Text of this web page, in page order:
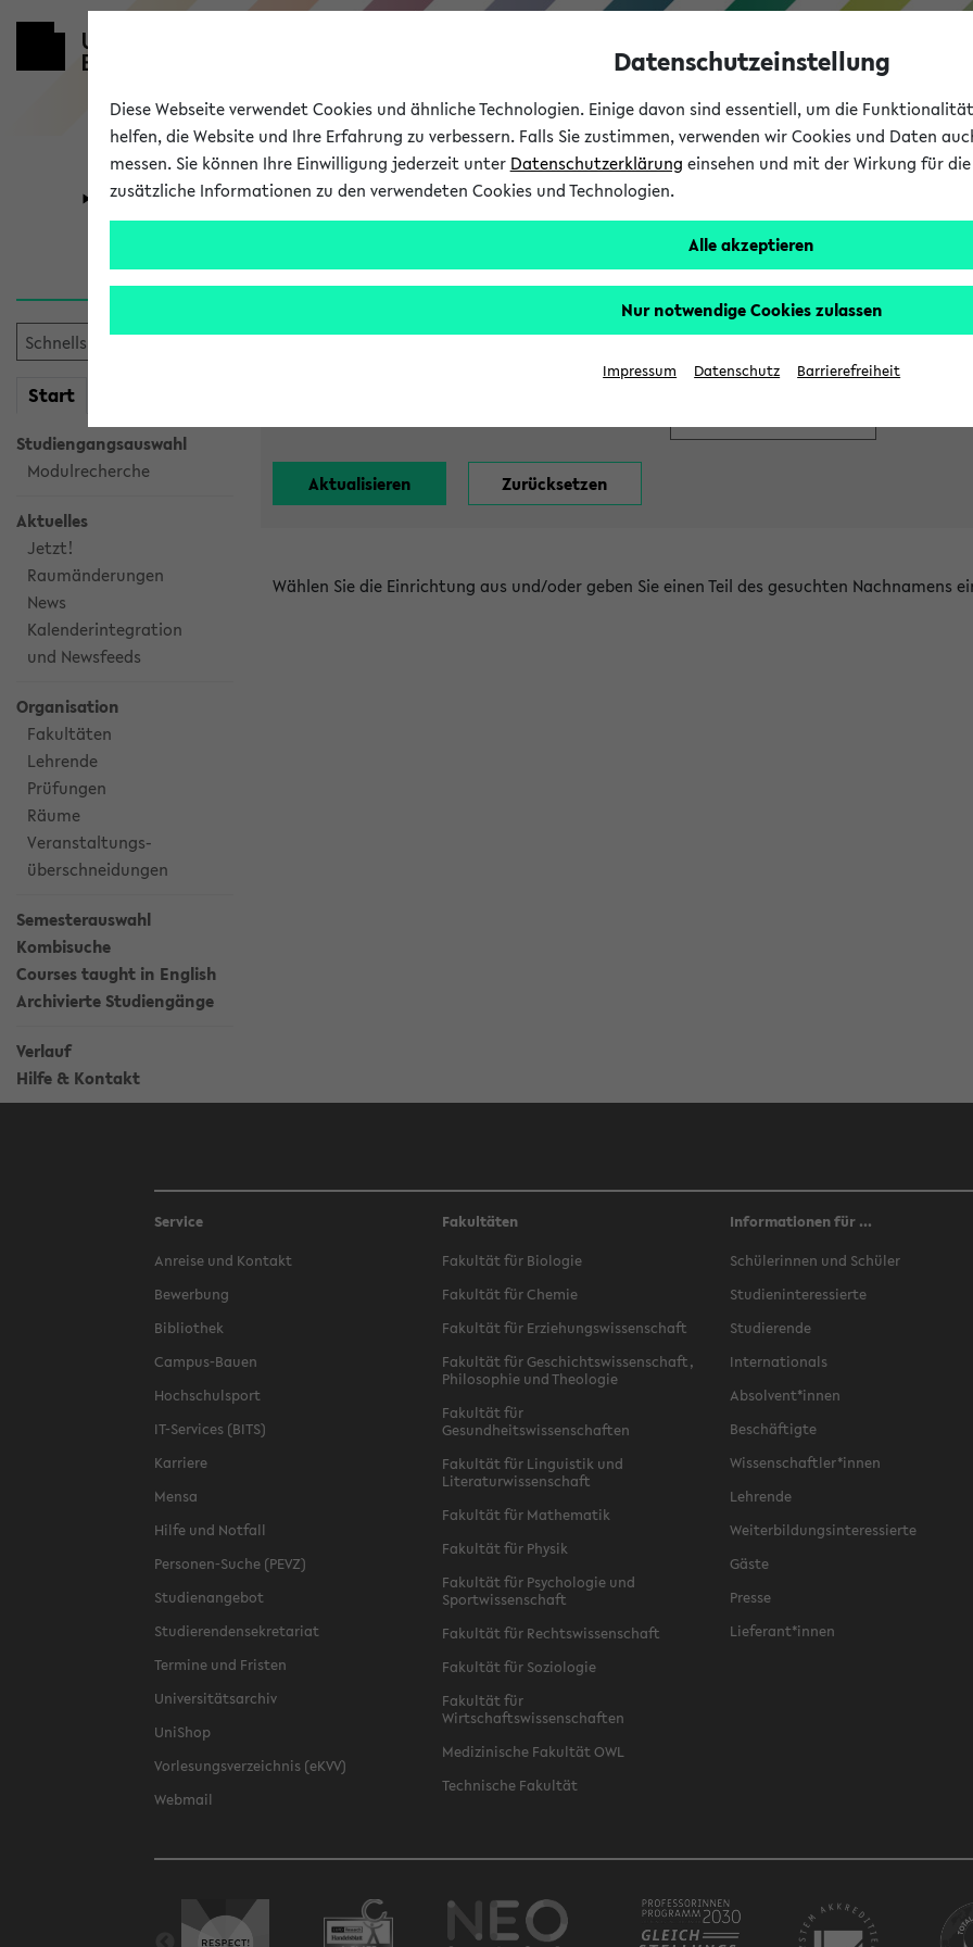
Universität Forschung Studium
Start
Studiengangsauswahl
Modulrecherche
Aktuelles
Jetzt!
Raumänderungen
News
Kalenderintegration
und Newsfeeds
Organisation
Fakultäten
Lehrende
Prüfungen
Räume
Veranstaltungs-
überschneidungen
Semesterauswahl
Kombisuche
Courses taught in English
Archivierte Studiengänge
Verlauf
Hilfe & Kontakt
Alle Lehrenden
Wählen Sie die Einrichtung aus und/oder geben Sie einen Teil des gesuchten Nachnamens
Service
Anreise und Kontakt
Bewerbung
Bibliothek
Campus-Bauen
Hochschulsport
IT-Services (BITS)
Karriere
Mensa
Hilfe und Notfall
Personen-Suche (PEVZ)
Studienangebot
Studierendensekretariat
Termine und Fristen
Universitätsarchiv
UniShop
Vorlesungsverzeichnis (eKVV)
Webmail
Fakultäten
Fakultät für Biologie
Fakultät für Chemie
Fakultät für Erziehungswissenschaft
Fakultät für Geschichtswissenschaft,
Philosophie und Theologie
Fakultät für
Gesundheitswissenschaften
Fakultät für Linguistik und
Literaturwissenschaft
Fakultät für Mathematik
Fakultät für Physik
Fakultät für Psychologie und
Sportwissenschaft
Fakultät für Rechtswissenschaft
Fakultät für Soziologie
Fakultät für
Wirtschaftswissenschaften
Medizinische Fakultät OWL
Technische Fakultät
Informationen für ...
Schülerinnen und Schüler
Studieninteressierte
Studierende
Internationals
Absolvent*innen
Beschäftigte
Wissenschaftler*innen
Lehrende
Weiterbildungsinteressierte
Gäste
Presse
Lieferant*innen
Datenschutzeinstellung
Diese Webseite verwendet Cookies und ähnliche Technologien. Einige davon sind essentiell, um die
helfen, die Website und Ihre Erfahrung zu verbessern. Falls Sie zustimmen, verwenden wir Cookies und Daten
messen. Sie können Ihre Einwilligung jederzeit unter Datenschutzerklärung einsehen und mit der Wirkung für
zusätzliche Informationen zu den verwendeten Cookies und Technologien.
Alle akzeptieren
Nur notwendige Cookies zulassen
Impressum Datenschutz Barrierefreiheit